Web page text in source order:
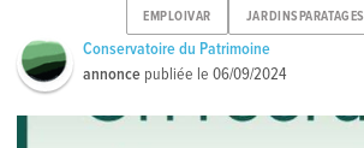
EMPLOIVAR JARDINSPARATAGES
Conservatoire du Patrimoine
annonce publiée le06/09/2024